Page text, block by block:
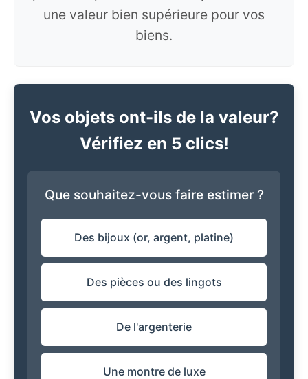
une valeur bien supérieure pour vos
biens.
Vos objets ont-ils de la valeur?
Vérifiez en 5 clics!
Que souhaitez-vous faire estimer ?
Des bijoux (or, argent, platine)
Des pièces ou des lingots
De l'argenterie
Une montre de luxe